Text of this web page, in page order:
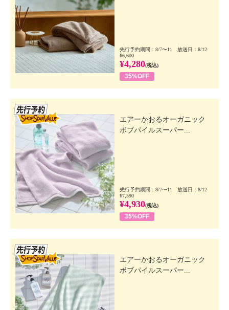
先行予約期間：8/7〜11 放送日：8/12
¥6,600
¥4,280(税込)
35%OFF
エアーかおるオーガニック
ボブパイルスーパー...
先行予約期間：8/7〜11 放送日：8/12
¥7,590
¥4,930(税込)
35%OFF
エアーかおるオーガニック
ボブパイルスーパー...